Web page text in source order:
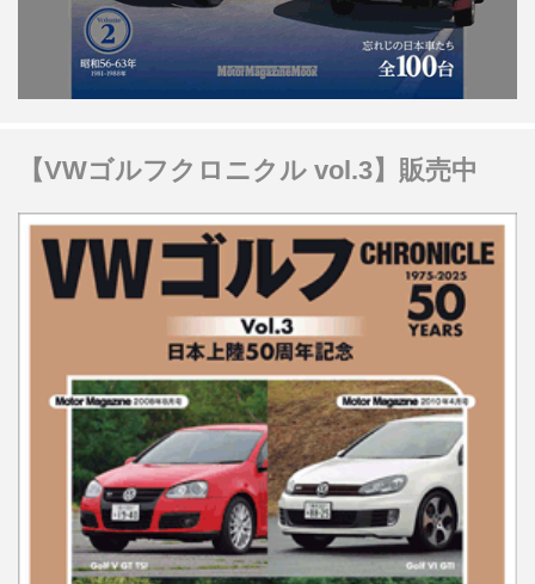
【VWゴルフクロニクル vol.3】販売中